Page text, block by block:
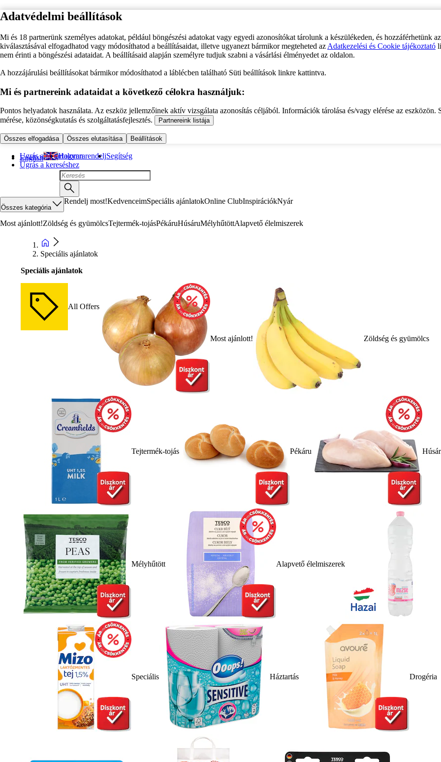
Adatvédelmi beállítások
Mi és 18 partnerünk személyes adatokat, például böngészési adatokat vagy egyedi azonosítókat tárolunk a készülékeden, és hozzáférhetünk
kiválasztásával elfogadhatod vagy módosíthatod a beállításaidat, illetve ugyanezt bármikor megteheted az Adatkezelési és Cookie tájékoztató
nem érinti a böngészési adataidat. A beállításaid alapján személyre tudjuk szabni a vásárlási élményedet az oldalon.
A hozzájárulási beállításokat bármikor módosíthatod a láblécben található Süti beállítások linkre kattintva.
Mi és partnereink adataidat a következő célokra használjuk:
Pontos helyadatok használata. Az eszköz jellemzőinek aktív vizsgálata azonosítás céljából. Információk tárolása és/vagy elérése az eszközön.
mérése, közönségkutatás és szolgáltatásfejlesztés.
Partnereink listája
Összes elfogadása Összes elutasítása Beállítások
Ugrás a fő tartalomra
Ugrás a kereséshez
English Hogyan rendeljSegítség
Összes kategória
Rendelj most!KedvenceimSpeciális ajánlatokOnline ClubInspirációkNyár
Most ajánlott!Zöldség és gyümölcsTejtermék-tojásPékáruHúsáruMélyhűtöttAlapvető élelmiszerek
Speciális ajánlatok
Speciális ajánlatok
All Offers
Most ajánlott! Zöldség és gyümölcs
Tejtermék-tojás Pékáru
Mélyhűtött Alapvető élelmiszerek
Speciális Háztartás Drogéria